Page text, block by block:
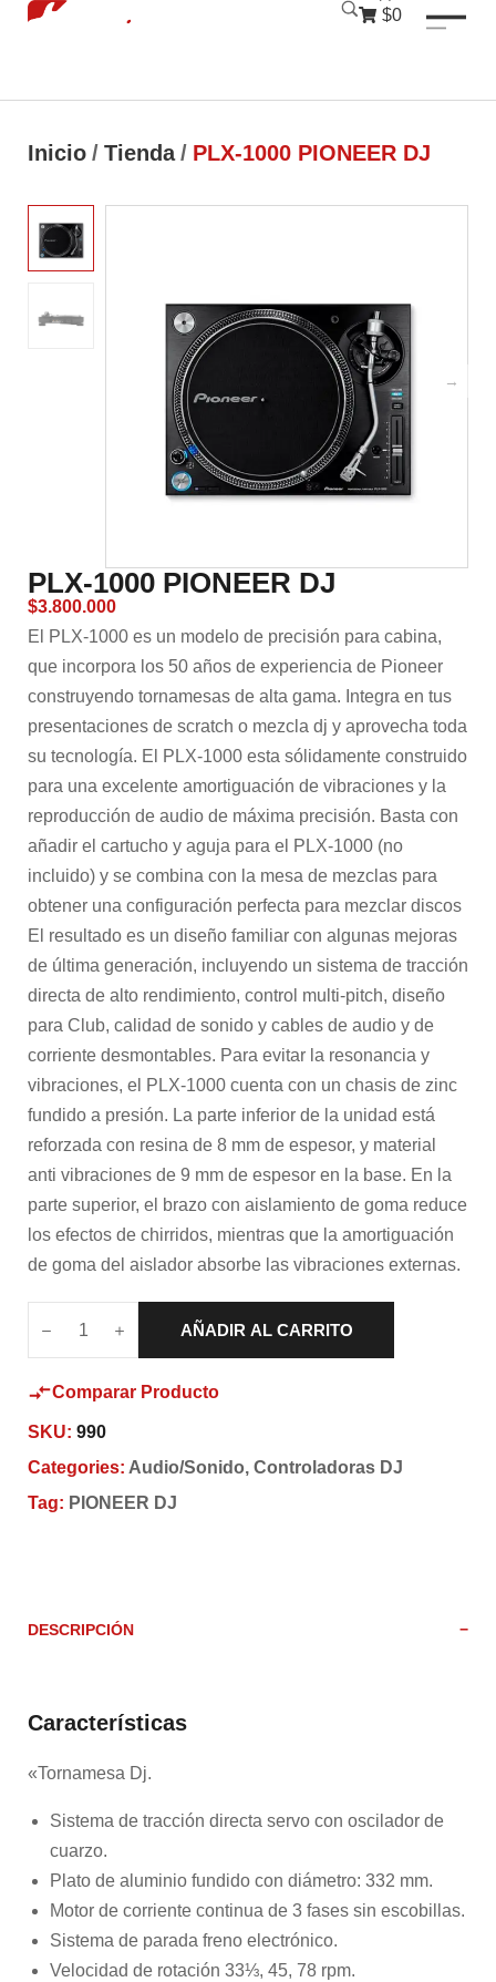
$0
Inicio / Tienda / PLX-1000 PIONEER DJ
PLX-1000 PIONEER DJ
$3.800.000
El PLX-1000 es un modelo de precisión para cabina,
que incorpora los 50 años de experiencia de Pioneer
construyendo tornamesas de alta gama. Integra en tus
presentaciones de scratch o mezcla dj y aprovecha toda
su tecnología. El PLX-1000 esta sólidamente construido
para una excelente amortiguación de vibraciones y la
reproducción de audio de máxima precisión. Basta con
añadir el cartucho y aguja para el PLX-1000 (no
incluido) y se combina con la mesa de mezclas para
obtener una configuración perfecta para mezclar discos
El resultado es un diseño familiar con algunas mejoras
de última generación, incluyendo un sistema de tracción
directa de alto rendimiento, control multi-pitch, diseño
para Club, calidad de sonido y cables de audio y de
corriente desmontables. Para evitar la resonancia y
vibraciones, el PLX-1000 cuenta con un chasis de zinc
fundido a presión. La parte inferior de la unidad está
reforzada con resina de 8 mm de espesor, y material
anti vibraciones de 9 mm de espesor en la base. En la
parte superior, el brazo con aislamiento de goma reduce
los efectos de chirridos, mientras que la amortiguación
de goma del aislador absorbe las vibraciones externas.
AÑADIR AL CARRITO
Comparar Producto
SKU: 990
Categories: Audio/Sonido, Controladoras DJ
Tag: PIONEER DJ
DESCRIPCIÓN
Características
«Tornamesa Dj.
Sistema de tracción directa servo con oscilador de
cuarzo.
Plato de aluminio fundido con diámetro: 332 mm.
Motor de corriente continua de 3 fases sin escobillas.
Sistema de parada freno electrónico.
Velocidad de rotación 33⅓, 45, 78 rpm.